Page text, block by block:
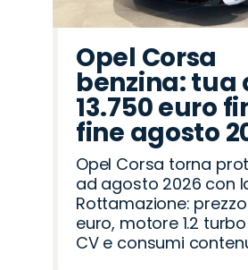
Opel Corsa
benzina: tua
13.750 euro
fine agosto
Opel Corsa torna
ad agosto 2026 con
Rottamazione: prezzo
euro, motore 1.2 turbo
CV e consumi